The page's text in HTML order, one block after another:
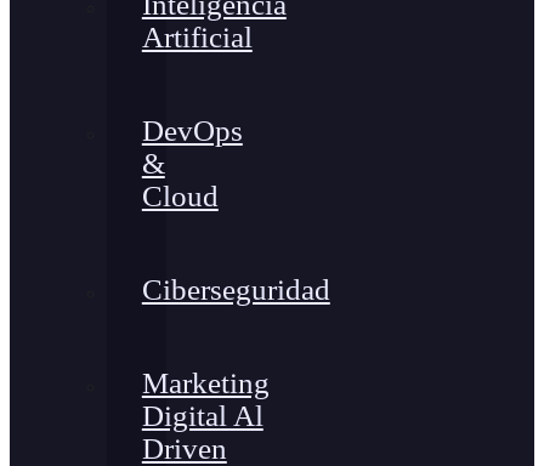
Artificial
DevOps
&
Cloud
Ciberseguridad
Marketing
Digital Al
Driven